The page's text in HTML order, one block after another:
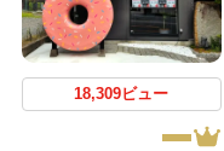
18,309ビュー